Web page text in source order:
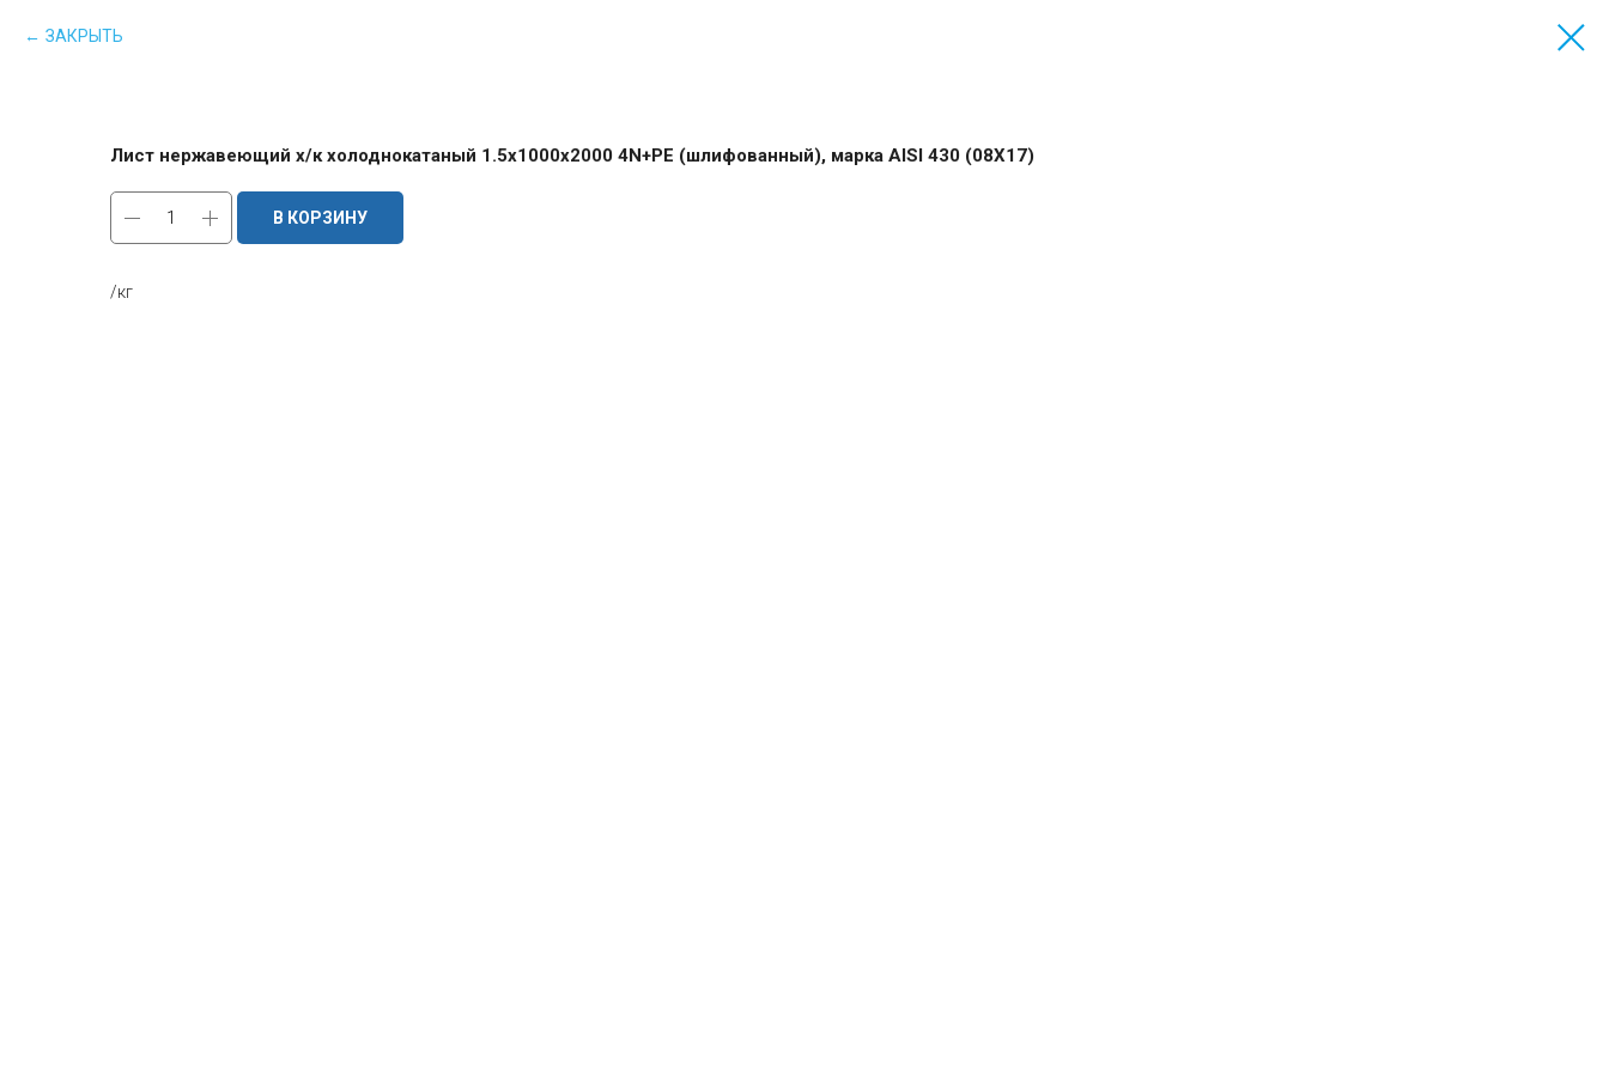
ЗАКРЫТЬ
Лист нержавеющий х/к холоднокатаный 1.5х1000х2000 4N+PE (шлифованный), марка AISI 430 (08Х17)
В КОРЗИНУ
/кг